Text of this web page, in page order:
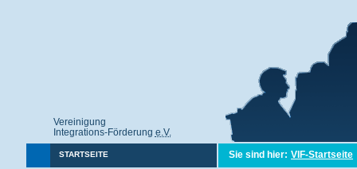
Vereinigung
Integrations-Förderung e.V.
STARTSEITE Sie sind hier: VIF-Startseite